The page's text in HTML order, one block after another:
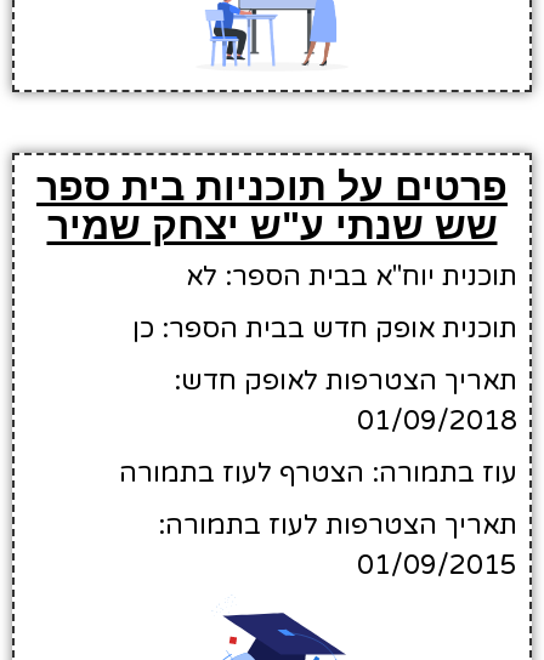
פרטים על תוכניות בית ספר
שש שנתי ע"ש יצחק שמיר
תוכנית יוח"א בבית הספר: לא
תוכנית אופק חדש בבית הספר: כן
תאריך הצטרפות לאופק חדש:
01/09/2018
עוז בתמורה: הצטרף לעוז בתמורה
תאריך הצטרפות לעוז בתמורה:
01/09/2015